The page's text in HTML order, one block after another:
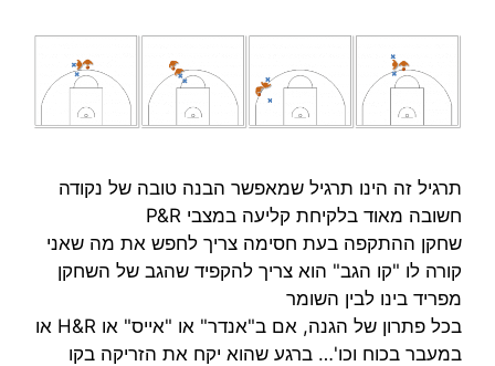
תרגיל זה הינו תרגיל שמאפשר הבנה טובה של נקודה
חשובה מאוד בלקיחת קליעה במצבי P&R
שחקן ההתקפה בעת חסימה צריך לחפש את מה שאני
קורה לו "קו הגב" הוא צריך להקפיד שהגב של השחקן
מפריד בינו לבין השומר
בכל פתרון של הגנה, אם ב"אנדר" או "אייס" או H&R או
במעבר בכוח וכו'… ברגע שהוא יקח את הזריקה בקו